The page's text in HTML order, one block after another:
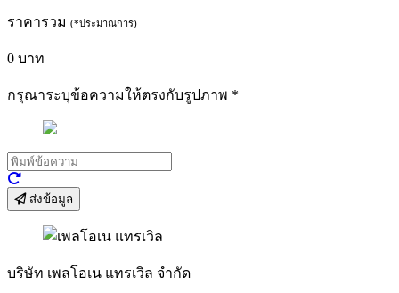
ราคารวม (*ประมาณการ)
0 บาท
กรุณาระบุข้อความให้ตรงกับรูปภาพ *
ส่งข้อมูล
บริษัท เพลโอเน แทรเวิล จำกัด